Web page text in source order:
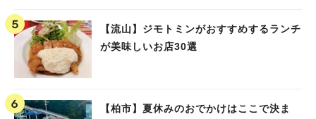
【流山】ジモトミンがおすすめするランチ
が美味しいお店30選
【柏市】夏休みのおでかけはここで決ま